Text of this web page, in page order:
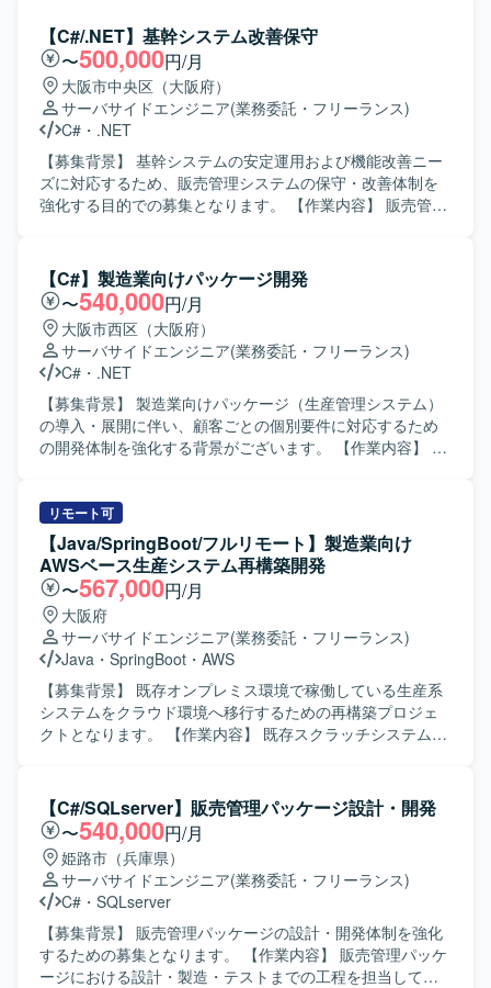
【C#/.NET】基幹システム改善保守
〜500,000円/月
大阪市中央区（大阪府）
サーバサイドエンジニア(業務委託・フリーランス)
C# ・ .NET
【募集背景】 基幹システムの安定運用および機能改善ニー
ズに対応するため、販売管理システムの保守・改善体制を
強化する目的での募集となります。 【作業内容】 販売管理
リースまで一連の工程をお任せいたします。既存機能の改
修や不具合対応に加え、業務要望に基づく機能追加なども
行っていただきます。 【求める人物像】 システムの現状を
理解しながら、関係者と円滑にコミュニケーションを取
り、自発的に改善提案や課題解決に取り組んでいただける
方を求めております。既存システムの保守・改善業務に対
して粘り強く取り組める方にマッチする環境です。 【ポジ
ションの魅力】 基幹となる販売管理システムに長期的に関
わることで、業務知識と技術スキルの両面を深めていただ
す。 【開発環境】 C#（.NET）、VB.NETなどのオープン系
言語を用いた販売管理システムの開発・保守環境となりま
す。
【C#】製造業向けパッケージ開発
〜540,000円/月
大阪市西区（大阪府）
サーバサイドエンジニア(業務委託・フリーランス)
C# ・ .NET
【募集背景】 製造業向けパッケージ（生産管理システム）
の導入・展開に伴い、顧客ごとの個別要件に対応するため
の開発体制を強化する背景がございます。 【作業内容】 製
ルまでの一連の開発工程をお任せいたします。 顧客要望を
踏まえた機能追加や改修対応を行いながら、既存機能との
整合性を考慮した設計・実装を行っていただきます。 【求
める人物像】 自ら主体的に業務に取り組み、周囲とコミュ
ニケーションを取りながら開発を進めていただける方を求
めております。 要件や仕様の変化にも柔軟に対応し、品質
と納期のバランスを意識して開発できる方が望ましいで
す。 【ポジションの魅力】 製造業向け生産管理システムに
関する業務知識を身につけながら、顧客ごとの個別要件に
対応する開発経験を積むことができます。 パッケージ製品
の拡張開発を通じて、既存資産を活かした設計・実装スキ
っていただきます。
リモート可
【Java/SpringBoot/フルリモート】製造業向け
AWSベース生産システム再構築開発
〜567,000円/月
大阪府
サーバサイドエンジニア(業務委託・フリーランス)
Java ・ SpringBoot ・ AWS
【募集背景】 既存オンプレミス環境で稼働している生産系
システムをクラウド環境へ移行するための再構築プロジェ
クトとなります。 【作業内容】 既存スクラッチシステムお
Boot）を用いた基本設計、詳細設計、実装、単体テスト、
結合テストまで一連の開発工程をご担当いただきます。
【求める人物像】 生産管理領域の業務知識を活かしなが
ら、自ら主体的に仕様を整理し開発を進めていただける方
を求めております。 関係者と円滑にコミュニケーションを
取りながら、品質と生産性の両立を意識して取り組んでい
ただける方です。 【ポジションの魅力】 オンプレミスから
クラウドへの再構築プロジェクトに参画することで、AWS
を前提としたシステムアーキテクチャやモダンなJava開発
【C#/SQLserver】販売管理パッケージ設計・開発
〜540,000円/月
姫路市（兵庫県）
サーバサイドエンジニア(業務委託・フリーランス)
C# ・ SQLserver
【募集背景】 販売管理パッケージの設計・開発体制を強化
するための募集となります。 【作業内容】 販売管理パッケ
ージにおける設計・製造・テストまでの工程を担当してい